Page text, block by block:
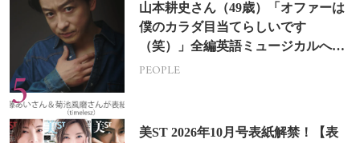
山本耕史さん（49歳）「オファーは
僕のカラダ目当てらしいです
（笑）」全編英語ミュージカルへの
挑戦
PEOPLE
美ST 2026年10月号表紙解禁！【表